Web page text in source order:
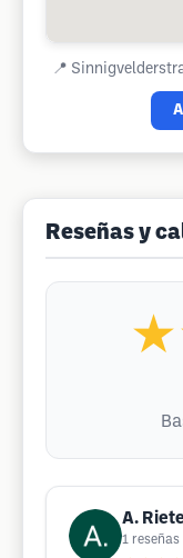
📍
Reseñas y
A. Riete
1 reseñas